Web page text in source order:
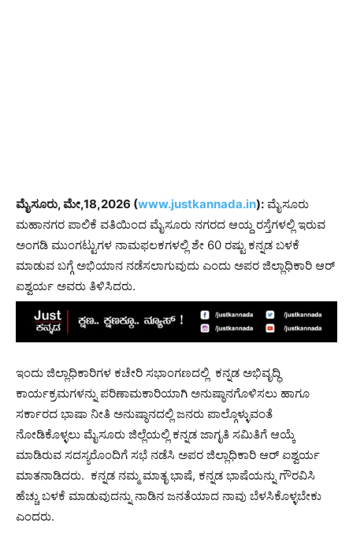
ಮೈಸೂರು, ಮೇ,18,2026 (www.justkannada.in): ಮೈಸೂರು
ಮಹಾನಗರ ಪಾಲಿಕೆ ವತಿಯಿಂದ ಮೈಸೂರು ನಗರದ ಆಯ್ದ ರಸ್ತೆಗಳಲ್ಲಿ ಇರುವ
ಅಂಗಡಿ ಮುಂಗಟ್ಟುಗಳ ನಾಮಫಲಕಗಳಲ್ಲಿ ಶೇ 60 ರಷ್ಟು ಕನ್ನಡ ಬಳಕೆ
ಮಾಡುವ ಬಗ್ಗೆ ಅಭಿಯಾನ ನಡೆಸಲಾಗುವುದು ಎಂದು ಅಪರ ಜಿಲ್ಲಾಧಿಕಾರಿ ಆರ್
ಐಶ್ವರ್ಯ ಅವರು ತಿಳಿಸಿದರು.
ಇಂದು ಜಿಲ್ಲಾಧಿಕಾರಿಗಳ ಕಚೇರಿ ಸಭಾಂಗಣದಲ್ಲಿ ಕನ್ನಡ ಅಭಿವೃದ್ಧಿ
ಕಾರ್ಯಕ್ರಮಗಳನ್ನು ಪರಿಣಾಮಕಾರಿಯಾಗಿ ಅನುಷ್ಠಾನಗೊಳಿಸಲು ಹಾಗೂ
ಸರ್ಕಾರದ ಭಾಷಾ ನೀತಿ ಅನುಷ್ಠಾನದಲ್ಲಿ ಜನರು ಪಾಲ್ಗೊಳ್ಳುವಂತೆ
ನೋಡಿಕೊಳ್ಳಲು ಮೈಸೂರು ಜಿಲ್ಲೆಯಲ್ಲಿ ಕನ್ನಡ ಜಾಗೃತಿ ಸಮಿತಿಗೆ ಆಯ್ಕೆ
ಮಾಡಿರುವ ಸದಸ್ಯರೊಂದಿಗೆ ಸಭೆ ನಡೆಸಿ ಅಪರ ಜಿಲ್ಲಾಧಿಕಾರಿ ಆರ್ ಐಶ್ವರ್ಯ
ಮಾತನಾಡಿದರು. ಕನ್ನಡ ನಮ್ಮ ಮಾತೃ ಭಾಷೆ, ಕನ್ನಡ ಭಾಷೆಯನ್ನು ಗೌರವಿಸಿ
ಹೆಚ್ಚು ಬಳಕೆ ಮಾಡುವುದನ್ನು ನಾಡಿನ ಜನತೆಯಾದ ನಾವು ಬೆಳಸಿಕೊಳ್ಳಬೇಕು
ಎಂದರು.